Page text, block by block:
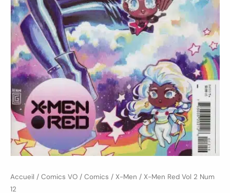
Accueil / Comics VO / Comics / X-Men / X-Men Red Vol 2 Num
12